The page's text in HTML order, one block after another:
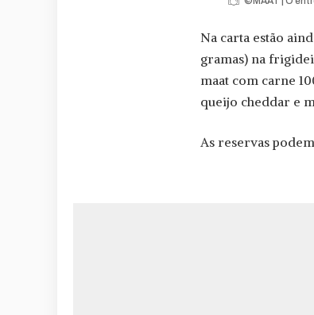
Na carta estão
gramas) na
maat com carne
queijo cheddar e
As reservas